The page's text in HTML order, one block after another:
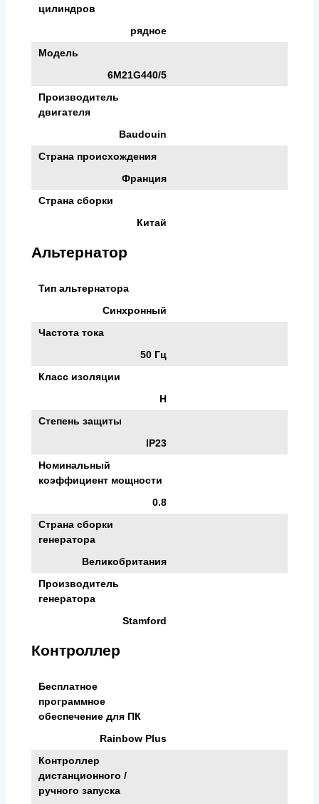
цилиндров
рядное
Модель
6M21G440/5
Производитель
двигателя
Baudouin
Страна происхождения
Франция
Страна сборки
Китай
Альтернатор
Тип альтернатора
Синхронный
Частота тока
50 Гц
Класс изоляции
H
Степень защиты
IP23
Номинальный
коэффициент мощности
0.8
Страна сборки
генератора
Великобритания
Производитель
генератора
Stamford
Контроллер
Бесплатное
программное
обеспечение для ПК
Rainbow Plus
Контроллер
дистанционного /
ручного запуска